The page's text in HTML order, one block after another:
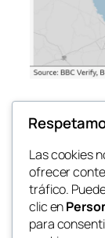
← Página
Las cookies
ofrecer
tráfico.
clic en
para